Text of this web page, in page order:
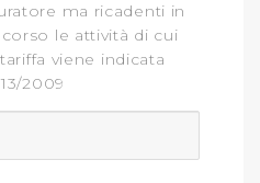
l'Utente accetta di
dispositivo per le finalità
l’Utente può gestire
selezionando i
ma ricadenti in
le attività di cui
viene indicata
2009